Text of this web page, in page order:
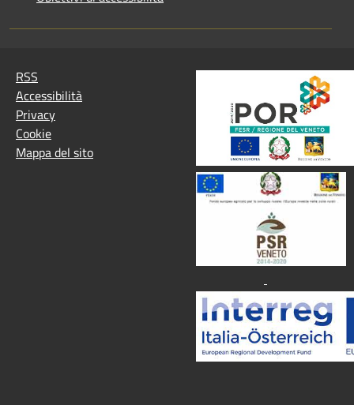
RSS
Accessibilità
Privacy
Cookie
Mappa del sito